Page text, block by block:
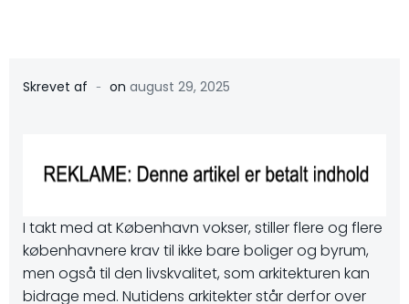
Skrevet af - on august 29, 2025
I takt med at København vokser, stiller flere og flere
københavnere krav til ikke bare boliger og byrum,
men også til den livskvalitet, som arkitekturen kan
bidrage med. Nutidens arkitekter står derfor over